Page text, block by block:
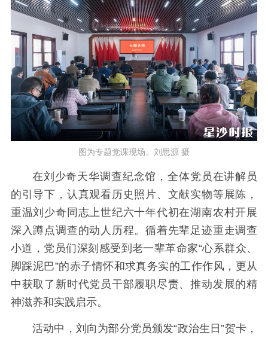
图为专题党课现场。刘思源 摄
在刘少奇天华调查纪念馆，全体党员在讲解员
的引导下，认真观看历史照片、文献实物等展陈，
重温刘少奇同志上世纪六十年代初在湖南农村开展
深入蹲点调查的动人历程。循着先辈足迹重走调查
小道，党员们深刻感受到老一辈革命家“心系群众、
脚踩泥巴”的赤子情怀和求真务实的工作作风，更从
中获取了新时代党员干部履职尽责、推动发展的精
神滋养和实践启示。
活动中，刘向为部分党员颁发“政治生日”贺卡，